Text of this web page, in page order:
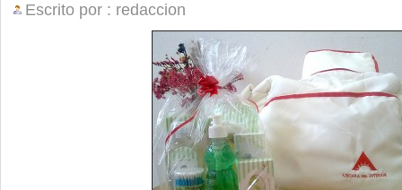
Escrito por : redaccion